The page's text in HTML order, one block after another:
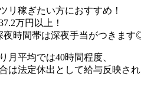
リ稼ぎたい方におすすめ！
万円以上！
夜時間帯は深夜手当がつきま
月平均では40時間程度、
は法定休出として給与反映さ